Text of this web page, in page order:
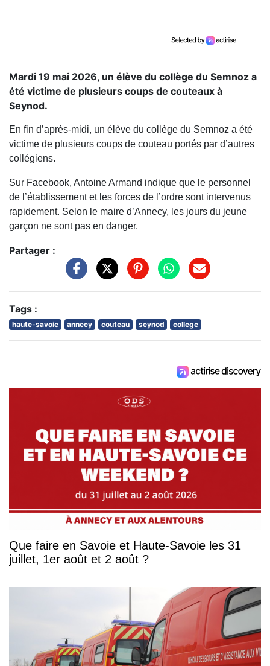
Mardi 19 mai 2026, un élève du collège du Semnoz a
été victime de plusieurs coups de couteaux à
Seynod.
En fin d’après-midi, un élève du collège du Semnoz a été
victime de plusieurs coups de couteau portés par d’autres
collégiens.
Sur Facebook, Antoine Armand indique que le personnel
de l’établissement et les forces de l’ordre sont intervenus
rapidement. Selon le maire d’Annecy, les jours du jeune
garçon ne sont pas en danger.
Partager :
Tags :
haute-savoie annecy couteau seynod college
Que faire en Savoie et Haute-Savoie les 31
juillet, 1er août et 2 août ?